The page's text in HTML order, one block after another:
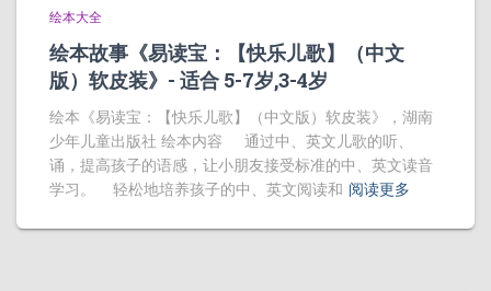
绘本大全
绘本故事《易读宝：【快乐儿歌】（中文
版）软皮装》- 适合 5-7岁,3-4岁
绘本《易读宝：【快乐儿歌】（中文版）软皮装》，湖南
少年儿童出版社 绘本内容 通过中、英文儿歌的听、
诵，提高孩子的语感，让小朋友接受标准的中、英文读音
学习。 轻松地培养孩子的中、英文阅读和 阅读更多